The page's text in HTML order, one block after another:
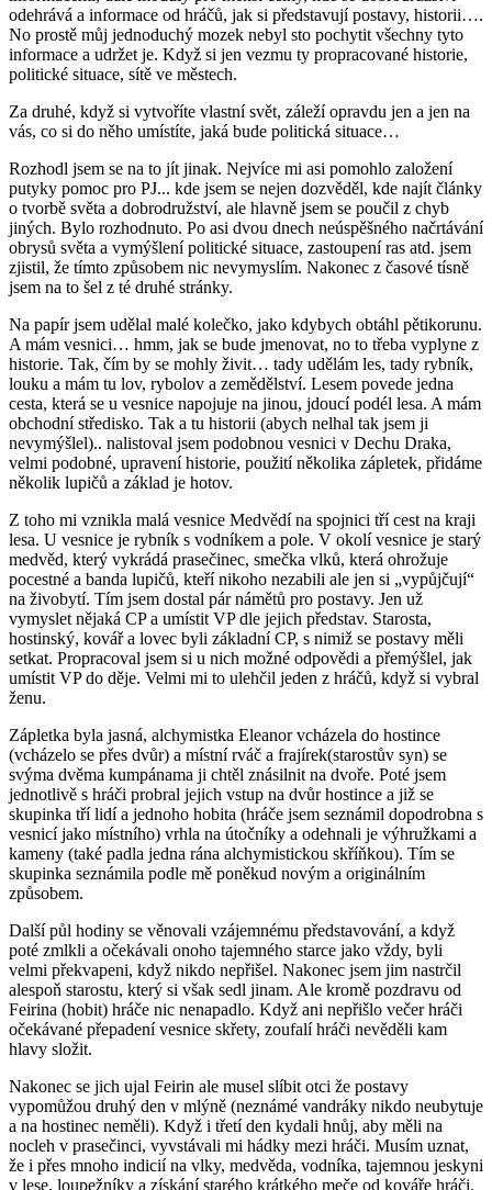
odehrává a informace od hráčů, jak si představují postavy, historii….
No prostě můj jednoduchý mozek nebyl sto pochytit všechny tyto
informace a udržet je. Když si jen vezmu ty propracované historie,
politické situace, sítě ve městech.
Za druhé, když si vytvoříte vlastní svět, záleží opravdu jen a jen na
vás, co si do něho umístíte, jaká bude politická situace…
Rozhodl jsem se na to jít jinak. Nejvíce mi asi pomohlo založení
putyky pomoc pro PJ... kde jsem se nejen dozvěděl, kde najít články
o tvorbě světa a dobrodružství, ale hlavně jsem se poučil z chyb
jiných. Bylo rozhodnuto. Po asi dvou dnech neúspěšného načrtávání
obrysů světa a vymýšlení politické situace, zastoupení ras atd. jsem
zjistil, že tímto způsobem nic nevymyslím. Nakonec z časové tísně
jsem na to šel z té druhé stránky.
Na papír jsem udělal malé kolečko, jako kdybych obtáhl pětikorunu.
A mám vesnici… hmm, jak se bude jmenovat, no to třeba vyplyne z
historie. Tak, čím by se mohly živit… tady udělám les, tady rybník,
louku a mám tu lov, rybolov a zemědělství. Lesem povede jedna
cesta, která se u vesnice napojuje na jinou, jdoucí podél lesa. A mám
obchodní středisko. Tak a tu historii (abych nelhal tak jsem ji
nevymýšlel).. nalistoval jsem podobnou vesnici v Dechu Draka,
velmi podobné, upravení historie, použití několika zápletek, přidáme
několik lupičů a základ je hotov.
Z toho mi vznikla malá vesnice Medvědí na spojnici tří cest na kraji
lesa. U vesnice je rybník s vodníkem a pole. V okolí vesnice je starý
medvěd, který vykrádá prasečinec, smečka vlků, která ohrožuje
pocestné a banda lupičů, kteří nikoho nezabili ale jen si „vypůjčují“
na živobytí. Tím jsem dostal pár námětů pro postavy. Jen už
vymyslet nějaká CP a umístit VP dle jejich představ. Starosta,
hostinský, kovář a lovec byli základní CP, s nimiž se postavy měli
setkat. Propracoval jsem si u nich možné odpovědi a přemýšlel, jak
umístit VP do děje. Velmi mi to ulehčil jeden z hráčů, když si vybral
ženu.
Zápletka byla jasná, alchymistka Eleanor vcházela do hostince
(vcházelo se přes dvůr) a místní rváč a frajírek(starostův syn) se
svýma dvěma kumpánama ji chtěl znásilnit na dvoře. Poté jsem
jednotlivě s hráči probral jejich vstup na dvůr hostince a již se
skupinka tří lidí a jednoho hobita (hráče jsem seznámil dopodrobna s
vesnicí jako místního) vrhla na útočníky a odehnali je výhružkami a
kameny (také padla jedna rána alchymistickou skříňkou). Tím se
skupinka seznámila podle mě poněkud novým a originálním
způsobem.
Další půl hodiny se věnovali vzájemnému představování, a když
poté zmlkli a očekávali onoho tajemného starce jako vždy, byli
velmi překvapeni, když nikdo nepřišel. Nakonec jsem jim nastrčil
alespoň starostu, který si však sedl jinam. Ale kromě pozdravu od
Feirina (hobit) hráče nic nenapadlo. Když ani nepřišlo večer hráči
očekávané přepadení vesnice skřety, zoufalí hráči nevěděli kam
hlavy složit.
Nakonec se jich ujal Feirin ale musel slíbit otci že postavy
vypomůžou druhý den v mlýně (neznámé vandráky nikdo neubytuje
a na hostinec neměli). Když i třetí den kydali hnůj, aby měli na
nocleh v prasečinci, vyvstávali mi hádky mezi hráči. Musím uznat,
že i přes mnoho indicií na vlky, medvěda, vodníka, tajemnou jeskyni
v lese, loupežníky a získání starého krátkého meče od kováře hráči,